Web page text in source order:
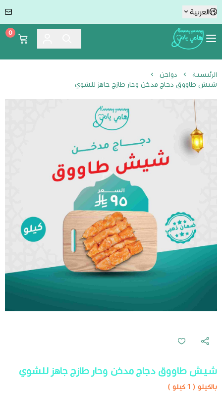
العربية
Hummmy :-) Yummmy هامي يامي
0
الرئيسية
دواجن
شيش طاووق دجاج مدخن وحار طازج جاهز للشوي
شيش طاووق دجاج مدخن وحار طازج جاهز للشوي
بالكيلو ( 1 كيلو )